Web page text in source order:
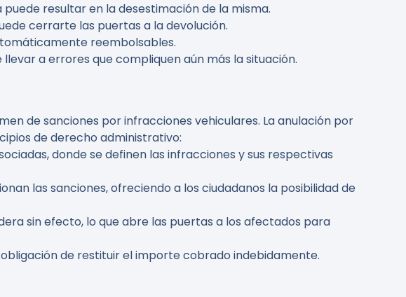
resultar en la desestimación de la misma.
cerrarte las puertas a la devolución.
reembolsables.
a errores que compliquen aún más la situación.
de sanciones por infracciones vehiculares. La anulación por
de derecho administrativo:
donde se definen las infracciones y sus respectivas
las sanciones, ofreciendo a los ciudadanos la posibilidad de
sin efecto, lo que abre las puertas a los afectados para
de restituir el importe cobrado indebidamente.